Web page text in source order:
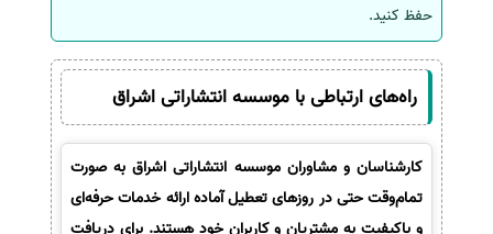
حفظ کنید.
راه‌های ارتباطی با موسسه انتشاراتی اشراق
کارشناسان و مشاوران موسسه انتشاراتی اشراق به صورت
تمام‌وقت حتی در روزهای تعطیل آماده ارائه خدمات حرفه‌ای